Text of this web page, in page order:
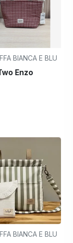
BIANCA E BLU
Enzo
BIANCA E BLU